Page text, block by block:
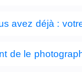
avez déjà :
de le